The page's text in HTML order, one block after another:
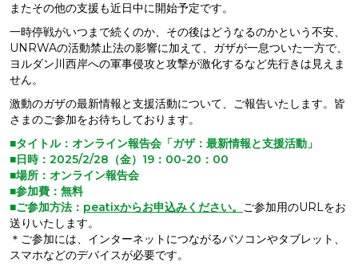
またその他の支援も近日中に開始予定です。
一時停戦がいつまで続くのか、その後はどうなるのかという不安、
UNRWAの活動禁止法の影響に加えて、ガザが一息ついた一方で、
ヨルダン川西岸への軍事侵攻と攻撃が激化するなど先行きは見えま
せん。
激動のガザの最新情報と支援活動について、ご報告いたします。皆
さまのご参加をお待ちしております。
■タイトル：オンライン報告会「ガザ：最新情報と支援活動」
■日時：2025/2/28（金）19：00-20：00
■場所：オンライン報告会
■参加費：無料
■ご参加方法： peatixからお申込みください。 ご参加用のURLをお
送りいたします。
＊ご参加には、インターネットにつながるパソコンやタブレット、
スマホなどのデバイスが必要です。